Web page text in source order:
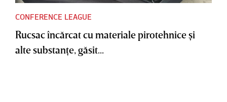
CONFERENCE LEAGUE
Rucsac încărcat cu materiale pirotehnice şi
alte substanţe, găsit...